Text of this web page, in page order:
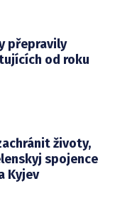
přepravily
od roku
životy,
spojence
Kyjev